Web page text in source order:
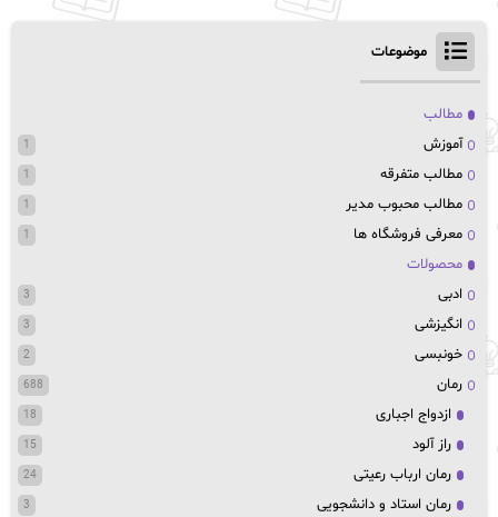
موضوعات
مطالب
آموزش
1
مطالب متفرقه 1
مطالب محبوب مدیر 1
معرفی فروشگاه ها 1
محصولات
ادبی
3
انگیزشی 3
خونبسی 2
رمان 688
ازدواج اجباری 18
راز آلود 15
رمان ارباب رعیتی 24
رمان استاد و دانشجویی 3